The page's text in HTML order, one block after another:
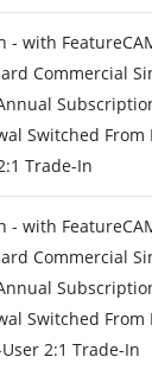
- with
Commercial
Switched
Trade-In
- with
Commercial
Switched From
2:1 Trade-In